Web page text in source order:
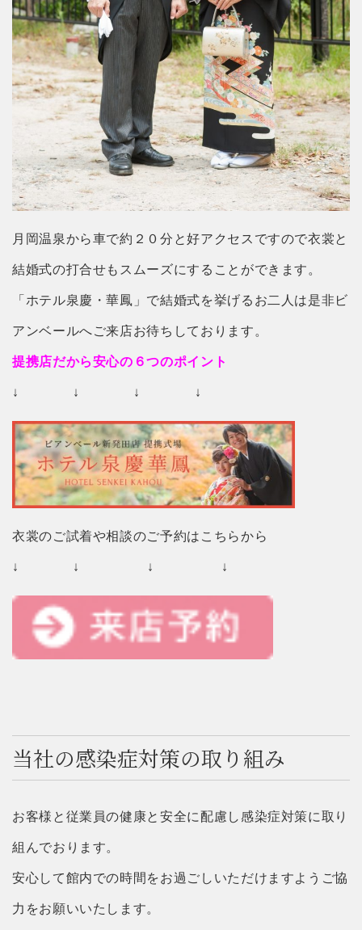
月岡温泉から車で約２０分と好アクセスですので衣裳と
結婚式の打合せもスムーズにすることができます。
「ホテル泉慶・華鳳」で結婚式を挙げるお二人は是非ビ
アンベールへご来店お待ちしております。
提携店だから安心の６つのポイント
↓ ↓ ↓ ↓
衣裳のご試着や相談のご予約はこちらから
↓ ↓ ↓ ↓
当社の感染症対策の取り組み
お客様と従業員の健康と安全に配慮し感染症対策に取り
組んでおります。
安心して館内での時間をお過ごしいただけますようご協
力をお願いいたします。